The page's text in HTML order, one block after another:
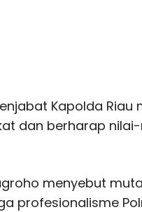
Kapolda Riau
dan berharap
menyebut
profesionalisme